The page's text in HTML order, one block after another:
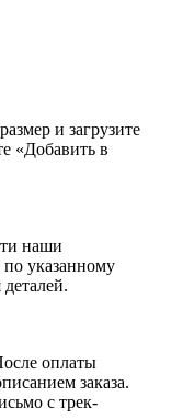
и загрузите
«Добавить в
наши
по указанному
оплаты
заказа.
с трек-